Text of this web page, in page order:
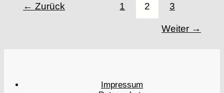
← Zurück 1 2 3
Weiter →
Impressum